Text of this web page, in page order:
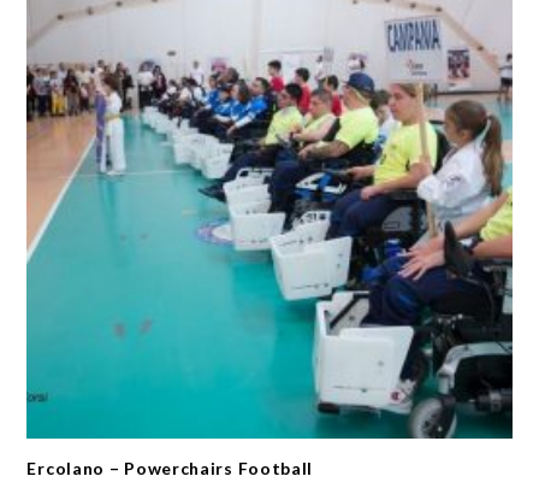
Ercolano – Powerchairs Football